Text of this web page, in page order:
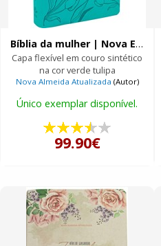
Bíblia da mulher | Nova Edição Grande |
Capa flexível em couro sintético
na cor verde tulipa
Nova Almeida Atualizada (Autor)
Único exemplar disponível.
99.90€